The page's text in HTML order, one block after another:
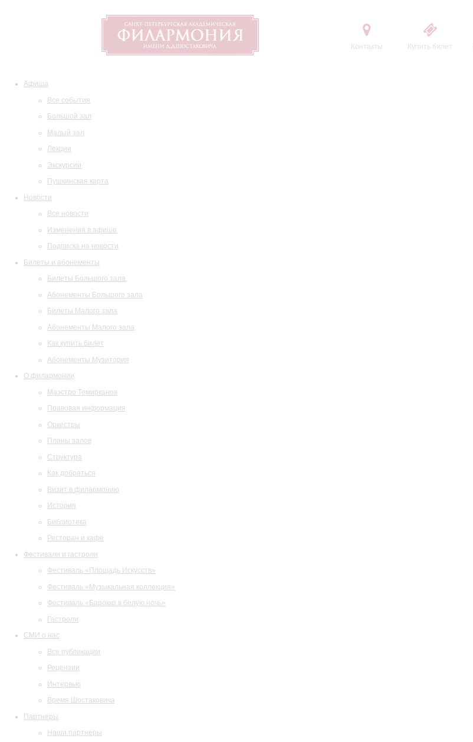
Контакты Купить билет
Афиша
Все события
Большой зал
Малый зал
Лекции
Экскурсии
Пушкинская карта
Новости
Все новости
Изменения в афише
Подписка на новости
Билеты и абонементы
Билеты Большого зала
Абонементы Большого зала
Билеты Малого зала
Абонементы Малого зала
Как купить билет
Абонементы Музитория
О филармонии
Маэстро Темирканов
Правовая информация
Оркестры
Планы залов
Структура
Как добраться
Визит в филармонию
История
Библиотека
Ресторан и кафе
Фестивали и гастроли
Фестиваль «Площадь Искусств»
Фестиваль «Музыкальная коллекция»
Фестиваль «Барокко в белую ночь»
Гастроли
СМИ о нас
Все публикации
Рецензии
Интервью
Время Шостаковича
Партнеры
Наши партнеры